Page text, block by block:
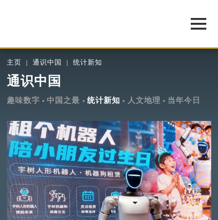
主页 通识中国 统计新知
通识中国
趣味数字 中国之最 统计新知 人文地理 当年今日